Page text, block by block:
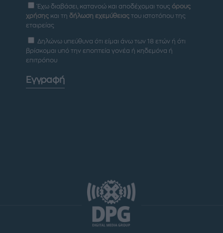
Έχω διαβάσει, κατανοώ και αποδέχομαι τους όρους
χρήσης και τη δήλωση εχεμύθειας του ιστοτόπου της
εταιρείας
Δηλώνω υπεύθυνα ότι είμαι άνω των 18 ετών ή ότι
βρίσκομαι υπό την εποπτεία γονέα ή κηδεμόνα ή
επιτρόπου
Εγγραφή